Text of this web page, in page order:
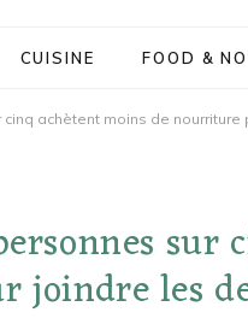
CUISINE FOOD &
sur
joindre les